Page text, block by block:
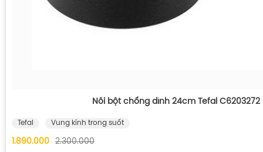
Nồi bột chống dính 24cm Tefal C6203272
Tefal Vung kính trong suốt
1.890.000 2.300.000